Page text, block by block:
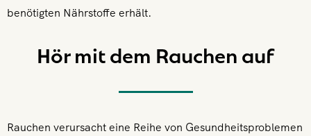
benötigten Nährstoffe erhält.
Hör mit dem Rauchen auf
Rauchen verursacht eine Reihe von Gesundheitsproblemen